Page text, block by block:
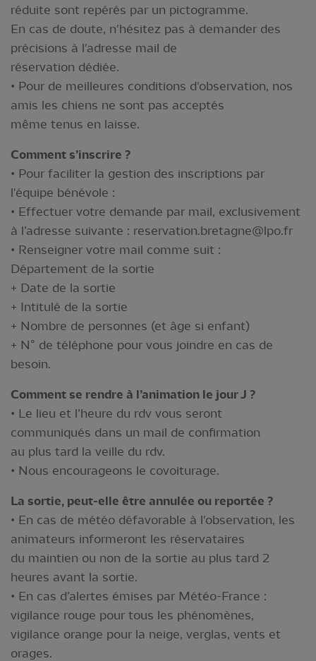
réduite sont repérés par un pictogramme.
En cas de doute, n'hésitez pas à demander des
précisions à l'adresse mail de
réservation dédiée.
• Pour de meilleures conditions d'observation, nos
amis les chiens ne sont pas acceptés
même tenus en laisse.
Comment s’inscrire ?
• Pour faciliter la gestion des inscriptions par
l'équipe bénévole :
• Effectuer votre demande par mail, exclusivement
à l’adresse suivante : reservation.bretagne@lpo.fr
• Renseigner votre mail comme suit :
Département de la sortie
+ Date de la sortie
+ Intitulé de la sortie
+ Nombre de personnes (et âge si enfant)
+ N° de téléphone pour vous joindre en cas de
besoin.
Comment se rendre à l’animation le jour J ?
• Le lieu et l’heure du rdv vous seront
communiqués dans un mail de confirmation
au plus tard la veille du rdv.
• Nous encourageons le covoiturage.
La sortie, peut-elle être annulée ou reportée ?
• En cas de météo défavorable à l'observation, les
animateurs informeront les réservataires
du maintien ou non de la sortie au plus tard 2
heures avant la sortie.
• En cas d’alertes émises par Météo-France :
vigilance rouge pour tous les phénomènes,
vigilance orange pour la neige, verglas, vents et
orages.